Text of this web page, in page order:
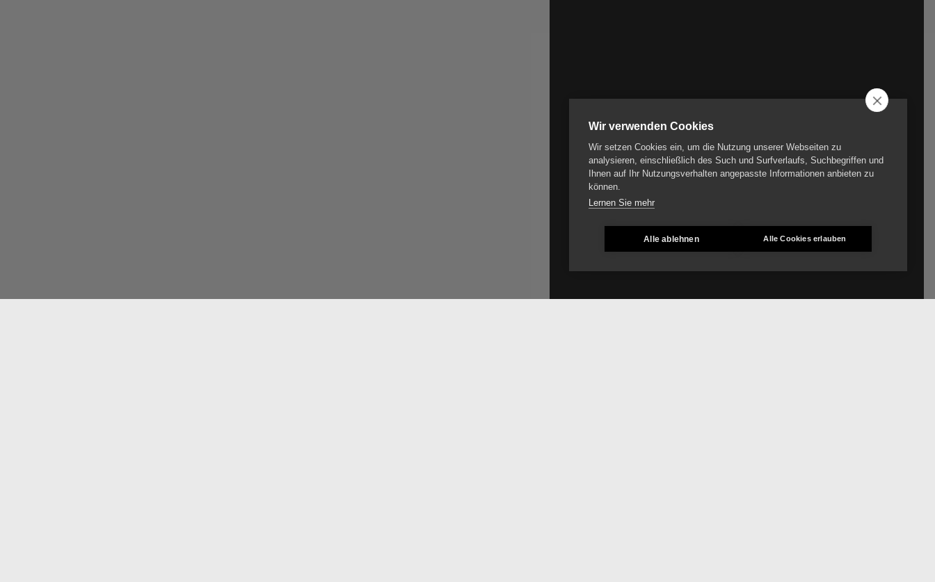
Wir verwenden Cookies
Wir setzen Cookies ein, um die Nutzung unserer Webseiten zu
analysieren, einschließlich des Such und Surfverlaufs, Suchbegriffen und
Ihnen auf Ihr Nutzungsverhalten angepasste Informationen anbieten zu
können.
Lernen Sie mehr
Alle ablehnen Alle Cookies erlauben